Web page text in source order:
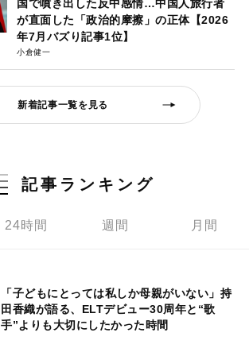
国で噴き出した反中感情…中国人旅行者
が直面した「政治的摩擦」の正体【2026
年7月バズり記事1位】
小倉健一
新着記事一覧を見る
記事ランキング
24時間 週間 月間
「子どもにとっては私しか母親がいない」持
田香織が語る、ELTデビュー30周年と“歌
手”よりも大切にしたかった時間